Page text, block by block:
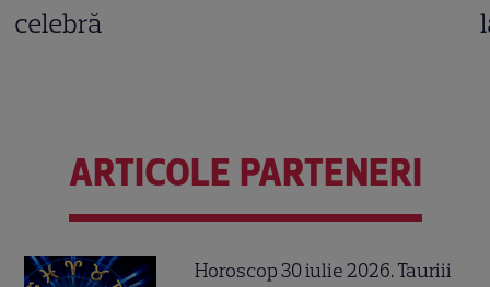
celebră
ARTICOLE PARTENERI
Horoscop 30 iulie 2026. Tauriii